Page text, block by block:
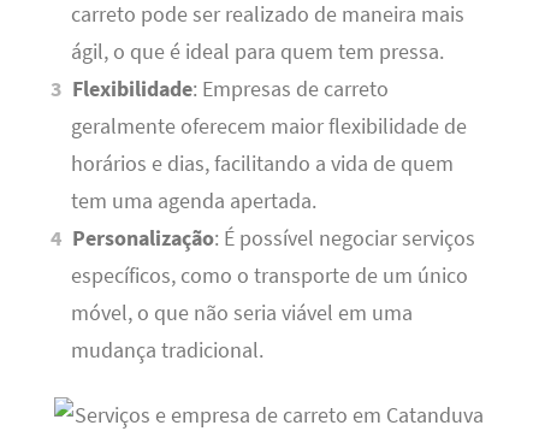
carreto pode ser realizado de maneira mais
ágil, o que é ideal para quem tem pressa.
Flexibilidade: Empresas de carreto
geralmente oferecem maior flexibilidade de
horários e dias, facilitando a vida de quem
tem uma agenda apertada.
Personalização: É possível negociar serviços
específicos, como o transporte de um único
móvel, o que não seria viável em uma
mudança tradicional.